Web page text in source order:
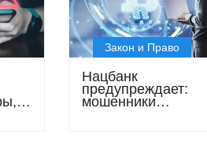
Закон и Право
Нацбанк
предупреждает:
мошенники